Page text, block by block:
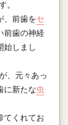
。
、前歯をセ
前歯の神経
始しまし
、元々あっ
に新たな虫
てくれてお